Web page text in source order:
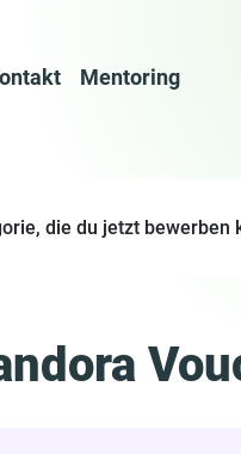
Mentoring
die du jetzt bewerben